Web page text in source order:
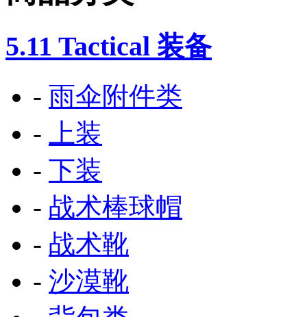
5.11 Tactical 装备
- 雨伞附件类
-
上装
- 下装
- 战术棒球帽
- 战术靴
- 沙漠靴